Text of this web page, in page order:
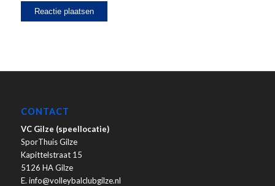
CONTACT
VC Gilze (speellocatie)
SporThuis Gilze
Kapittelstraat 15
5126 HA Gilze
E. info@volleybalclubgilze.nl